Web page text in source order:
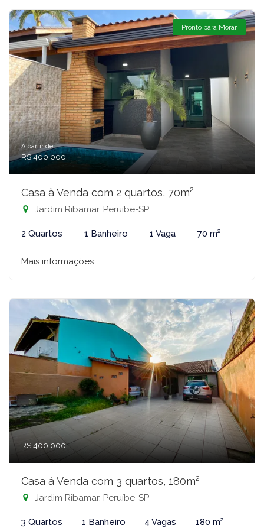
Pronto para Morar
A partir de:
R$ 400.000
Casa à Venda com 2 quartos, 70m²
Jardim Ribamar, Peruíbe-SP
2 Quartos 1 Banheiro 1 Vaga 70 m²
Mais informações
R$ 400.000
Casa à Venda com 3 quartos, 180m²
Jardim Ribamar, Peruíbe-SP
3 Quartos 1 Banheiro 4 Vagas 180 m²